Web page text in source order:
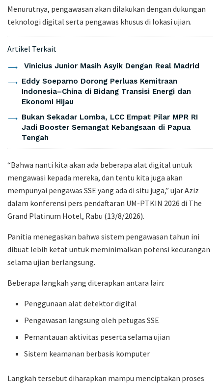
Menurutnya, pengawasan akan dilakukan dengan dukungan
teknologi digital serta pengawas khusus di lokasi ujian.
Artikel Terkait
Vinicius Junior Masih Asyik Dengan Real Madrid
Eddy Soeparno Dorong Perluas Kemitraan
Indonesia–China di Bidang Transisi Energi dan
Ekonomi Hijau
Bukan Sekadar Lomba, LCC Empat Pilar MPR RI
Jadi Booster Semangat Kebangsaan di Papua
Tengah
“Bahwa nanti kita akan ada beberapa alat digital untuk
mengawasi kepada mereka, dan tentu kita juga akan
mempunyai pengawas SSE yang ada di situ juga,” ujar Aziz
dalam konferensi pers pendaftaran UM-PTKIN 2026 di The
Grand Platinum Hotel, Rabu (13/8/2026).
Panitia menegaskan bahwa sistem pengawasan tahun ini
dibuat lebih ketat untuk meminimalkan potensi kecurangan
selama ujian berlangsung.
Beberapa langkah yang diterapkan antara lain:
Penggunaan alat detektor digital
Pengawasan langsung oleh petugas SSE
Pemantauan aktivitas peserta selama ujian
Sistem keamanan berbasis komputer
Langkah tersebut diharapkan mampu menciptakan proses